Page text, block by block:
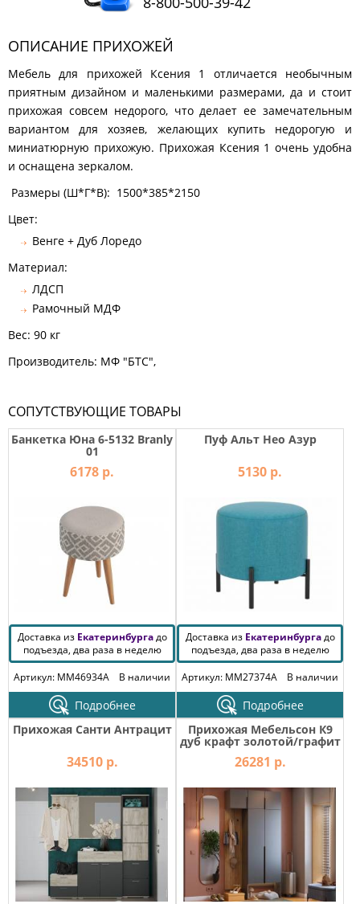
ОПИСАНИЕ ПРИХОЖЕЙ
Мебель для прихожей Ксения 1 отличается необычным
приятным дизайном и маленькими размерами, да и стоит
прихожая совсем недорого, что делает ее замечательным
вариантом для хозяев, желающих купить недорогую и
миниатюрную прихожую. Прихожая Ксения 1 очень удобна
и оснащена зеркалом.
Размеры (Ш*Г*В): 1500*385*2150
Цвет:
Венге + Дуб Лоредо
Материал:
ЛДСП
Рамочный МДФ
Вес: 90 кг
Производитель: МФ "БТС",
СОПУТСТВУЮЩИЕ ТОВАРЫ
Банкетка Юна 6-5132 Branly
01
6178 р.
Доставка из Екатеринбургадо
подъезда, два раза в неделю
Артикул: MM46934A
В наличии
Подробнее
Пуф Альт Нео Азур
5130 р.
Доставка из Екатеринбургадо
подъезда, два раза в неделю
Артикул: MM27374A
В наличии
Подробнее
Прихожая Санти Антрацит
34510 р.
Прихожая Мебельсон К9
дуб крафт золотой/графит
26281 р.
КОМОДЫ
СТОЛЫ
ТУАЛЕТНЫЕ
СТОЛИКИ
БАНКЕТКИ
И
ДИВАНЧИКИ
САДОВАЯ
МЕБЕЛЬ
ЗЕРКАЛА
ФАБРИКИ
МЕБЕЛИ